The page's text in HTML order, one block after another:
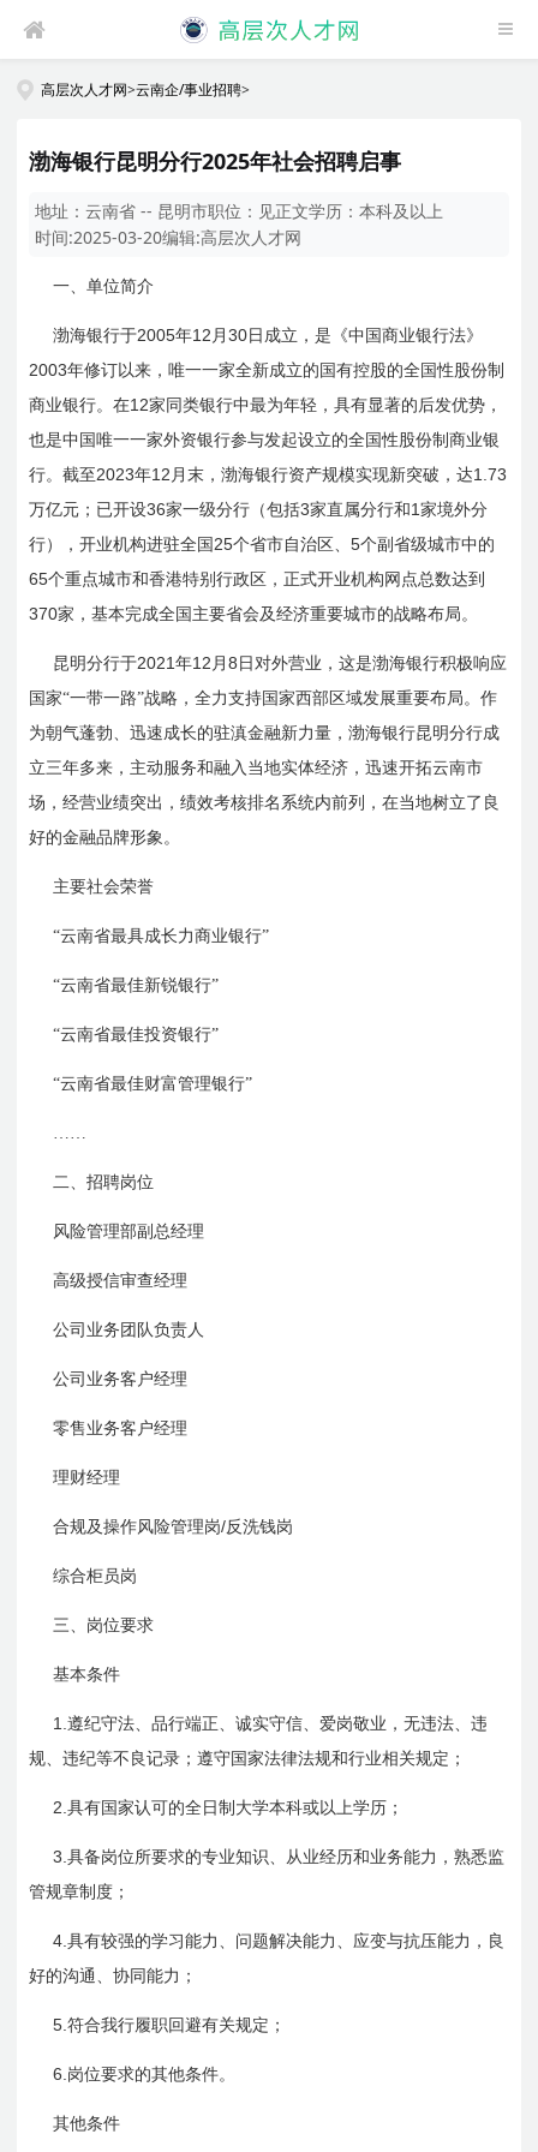
高层次人才网>云南企/事业招聘>
渤海银行昆明分行2025年社会招聘启事
地址：云南省 -- 昆明市职位： 见正文学历：本科及以上
时间:2025-03-20编辑:高层次人才网
一、单位简介
渤海银行于2005年12 月30日 成立，是《中国商业银行法》
2003年修订以来，唯一一家全新成立的国有控股的全国性股份制
商业银行。在12家同类银行中最为年轻，具有显著的后发优势，
也是中国唯一一家外资银行参与发起设立的全国性股份制商业银
行。截至2023年12 月末，渤海银行资产规模实现新突破，达1.73
万亿元；已开设36家一级分行（包括3家直属分行和1家境外分
行），开业机构进驻全国 25个省市自治区、5个副省级城市中的
65个重点城市和香港特别行政区，正式开业机构网点总数达到
370家，基本完成全国主要省会及经济重要城市的战略布局。
昆明分行于2021年12 月8 日 对外营业，这是渤海银行积极响应
国家“一带一路”战略，全力支持国家西部区域发展重要布局。作
为朝气蓬勃、迅速成长的驻滇金融新力量，渤海银行昆明分行成
立三年多来，主动服务和融入当地实体经济，迅速开拓云南市
场，经营业绩突出，绩效考核排名系统内前列，在当地树立了良
好的金融品牌形象。
主要社会荣誉
“云南省最具成长力商业银行”
“云南省最佳新锐银行”
“云南省最佳投资银行”
“云南省最佳财富管理银行”
二、招聘岗位
风险管理部副总经理
高级授信审查经理
公司业务团队负责人
公司业务客户经理
零售业务客户经理
理财经理
合规及操作风险管理岗/反洗钱岗
综合柜员岗
三、岗位要求
基本条件
1.遵纪守法、品行端正、诚实守信、爱岗敬业，无违法、违
规、违纪等不良记录；遵守国家法律法规和行业相关规定；
2.具有国家认可的全日制大学本科或以上学历；
3.具备岗位所要求的专业知识、从业经历和业务能力，熟悉监
管规章制度；
4.具有较强的学习能力、问题解决能力、应变与抗压能力，良
好的沟通、协同能力；
5.符合我行履职回避有关规定；
6. 岗位要求的其他条件。
其他条件